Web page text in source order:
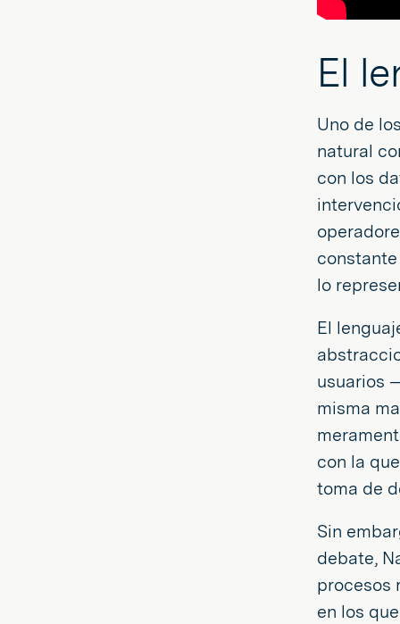
El
Uno de
natural
con los
lo
El
usuarios
misma
con la
toma de
Sin
debate,
procesos
en los